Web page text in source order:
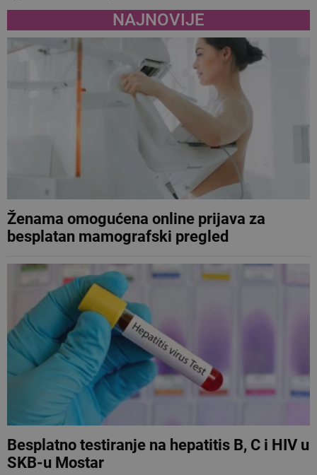
NAJNOVIJE
Ženama omogućena online prijava za
besplatan mamografski pregled
Besplatno testiranje na hepatitis B, C i HIV u
SKB-u Mostar